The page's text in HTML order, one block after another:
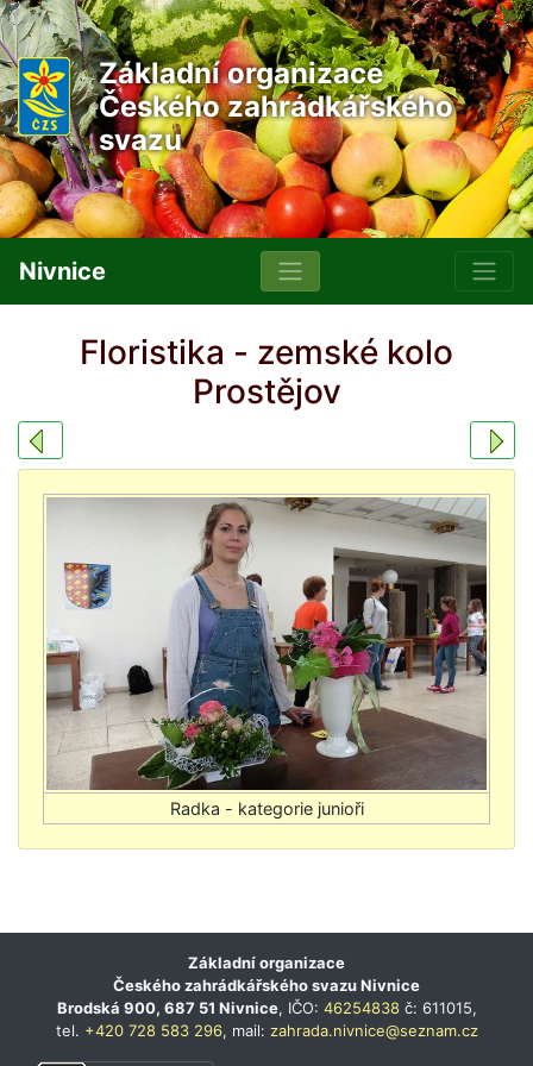
Základní organizace
Českého zahrádkářského
svazu
Nivnice
Floristika - zemské kolo
Prostějov
Základní organizace
Českého zahrádkářského svazu Nivnice
Brodská 900, 687 51 Nivnice, IČO: 46254838č: 611015,
tel. +420 728 583 296, mail: zahrada.nivnice@seznam.cz